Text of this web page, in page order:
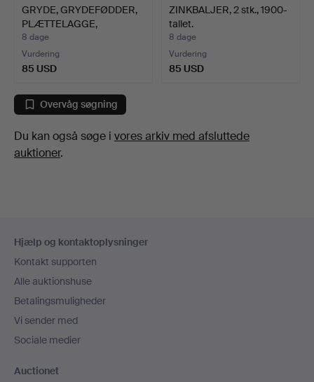
GRYDE, GRYDEFØDDER,
PLÆTTELAGGE,
MUNKEPAND…
8 dage
Vurdering
85 USD
ZINKBALJER, 2 stk., 1900-
tallet.
8 dage
Vurdering
85 USD
Overvåg søgning
Du kan også søge i vores arkiv med afsluttede
auktioner.
Hjælp og kontaktoplysninger
Kontakt supporten
Alle auktionshuse
Betalingsmuligheder
Vi sender med
Sociale medier
Auctionet